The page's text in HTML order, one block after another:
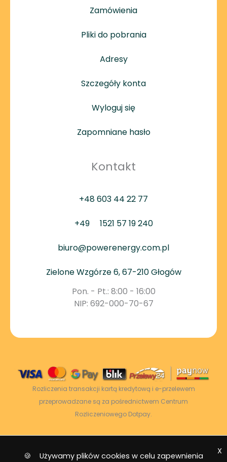
Zamówienia
Pliki do pobrania
Adresy
Szczegóły konta
Wyloguj się
Zapomniane hasło
Kontakt
+48 603 44 22 77
+49 1521 57 19 240
biuro@powerenergy.com.pl
Zielone Wzgórze 6, 67-210 Głogów
Pon. - Pt.: 8:00 - 16:00
NIP: 692-000-70-67
Rozliczenia transakcji kartą kredytową i e-przelewem
przeprowadzane są za pośrednictwem Centrum
Rozliczeniowego Dotpay.
2026 © Power Energy -
Wszelkie prawa
🍪 Używamy plików cookies w celu zapewnienia X